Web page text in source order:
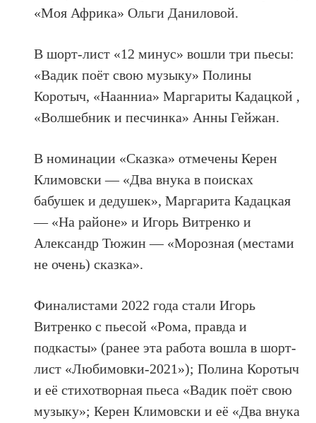
«Моя Африка» Ольги Даниловой.
В шорт-лист «12 минус» вошли три пьесы:
«Вадик поёт свою музыку» Полины
Коротыч, «Наанниа» Маргариты Кадацкой ,
«Волшебник и песчинка» Анны Гейжан.
В номинации «Сказка» отмечены Керен
Климовски — «Два внука в поисках
бабушек и дедушек», Маргарита Кадацкая
— «На районе» и Игорь Витренко и
Александр Тюжин — «Морозная (местами
не очень) сказка».
Финалистами 2022 года стали Игорь
Витренко с пьесой «Рома, правда и
подкасты» (ранее эта работа вошла в шорт-
лист «Любимовки-2021»); Полина Коротыч
и её стихотворная пьеса «Вадик поёт свою
музыку»; Керен Климовски и её «Два внука